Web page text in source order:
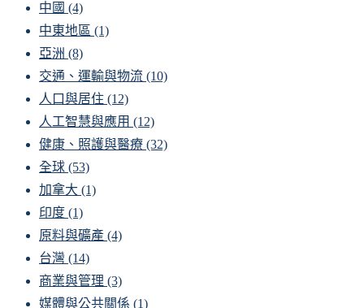
中國 (4)
中東地區 (1)
亞洲 (8)
交通、運輸與物流 (10)
人口與居住 (12)
人工智慧與應用 (12)
健康、照護與醫療 (32)
全球 (53)
加拿大 (1)
印度 (1)
原料與礦產 (4)
台灣 (14)
商業與管理 (3)
媒體與公共關係 (1)